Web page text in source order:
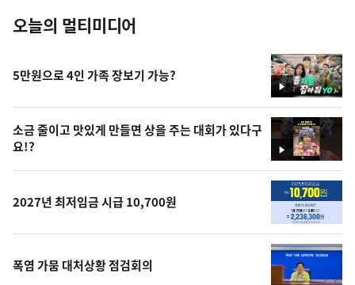
오늘의 멀티미디어
영
상
5만원으로 4인 가족 장보기 가능?
영
상
소금 줄이고 맛있게 만들면 상을 주는 대회가 있다구
요!?
2027년 최저임금 시급 10,700원
폭염 가뭄 대처상황 점검회의